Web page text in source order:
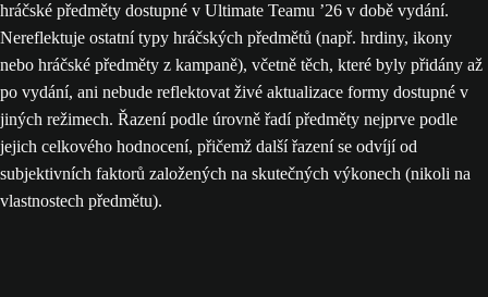
hráčské předměty dostupné v Ultimate Teamu ’26 v době vydání.
Nereflektuje ostatní typy hráčských předmětů (např. hrdiny, ikony
nebo hráčské předměty z kampaně), včetně těch, které byly přidány až
po vydání, ani nebude reflektovat živé aktualizace formy dostupné v
jiných režimech. Řazení podle úrovně řadí předměty nejprve podle
jejich celkového hodnocení, přičemž další řazení se odvíjí od
subjektivních faktorů založených na skutečných výkonech (nikoli na
vlastnostech předmětu).